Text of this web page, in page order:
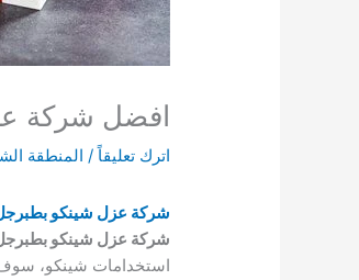
افضل شركة
اترك تعليقاً / المنطقة
شركة عزل شينكو
شركة عزل شينكو
استخدامات شينكو،